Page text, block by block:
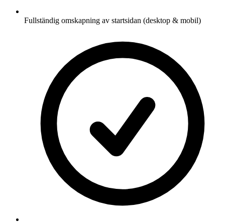
Fullständig omskapning av startsidan (desktop & mobil)